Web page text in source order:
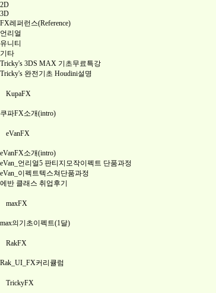
2D
3D
FX레퍼런스(Reference)
언리얼
유니티
기타
Tricky's 3DS MAX 기초무료특강
Tricky's 완전기초 Houdini설명
KupaFX
쿠파FX소개(intro)
eVanFX
eVanFX소개(intro)
eVan_언리얼5 판티지모작이펙트 단품과정
eVan_이펙트텍스쳐단품과정
에반 클래스 취업후기
maxFX
max의기초이펙트(1달)
RakFX
Rak_UI_FX커리큘럼
TrickyFX